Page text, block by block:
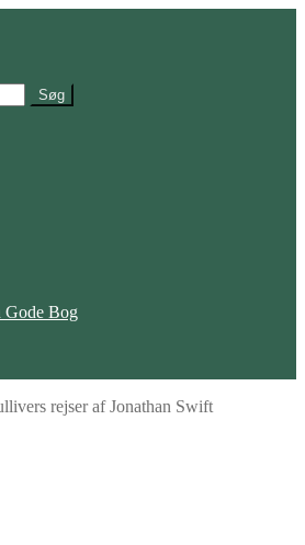
Søg
Gode Bog
rejser af Jonathan Swift